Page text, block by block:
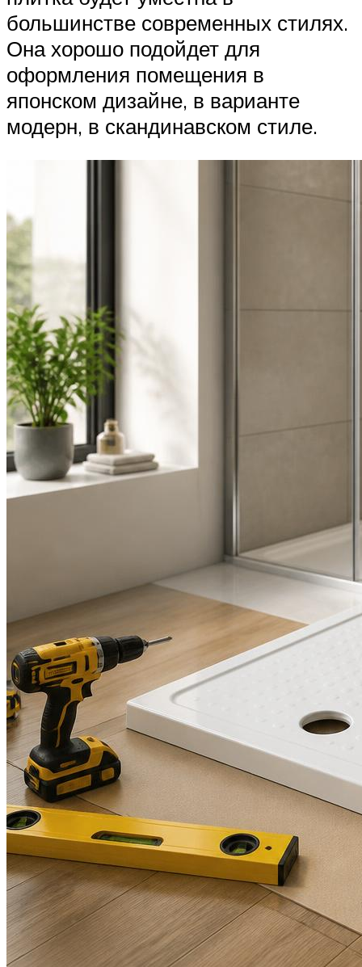
большинстве современных стилях.
Она хорошо подойдет для
оформления помещения в
японском дизайне, в варианте
модерн, в скандинавском стиле.